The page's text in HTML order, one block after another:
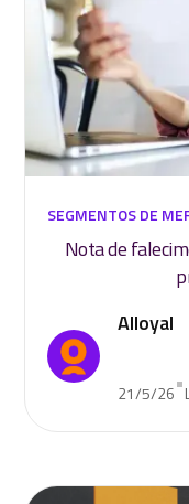
SEGMENTOS DE
Nota de
Alloyal
21/5/26•